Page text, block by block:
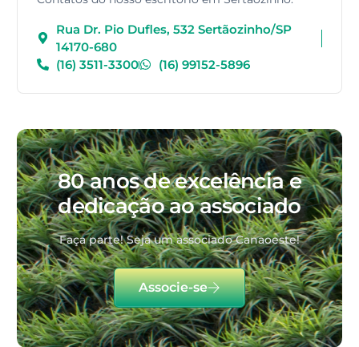
Rua Dr. Pio Dufles, 532 Sertãozinho/SP
14170-680
(16) 3511-3300
(16) 99152-5896
80 anos de excelência e
dedicação ao associado
Faça parte! Seja um associado Canaoeste!
Associe-se